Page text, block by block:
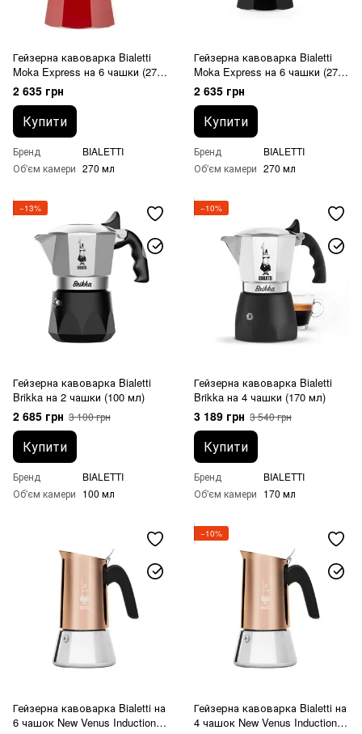
Гейзерна кавоварка Bialetti
Moka Express на 6 чашки (270
мл) Червона
2 635 грн
Купити
Бренд
BIALETTI
Об'єм камери 270 мл
Гейзерна кавоварка Bialetti
Moka Express на 6 чашки (270
мл) Чорна
2 635 грн
Купити
Бренд
BIALETTI
Об'єм камери 270 мл
−13%
Гейзерна кавоварка Bialetti
Brikka на 2 чашки (100 мл)
2 685 грн 3 100 грн
Купити
Бренд
BIALETTI
Об'єм камери 100 мл
−10%
Гейзерна кавоварка Bialetti
Brikka на 4 чашки (170 мл)
3 189 грн 3 540 грн
Купити
Бренд
BIALETTI
Об'єм камери 170 мл
Гейзерна кавоварка Bialetti на
6 чашок New Venus Induction
−10%
Гейзерна кавоварка Bialetti на
4 чашок New Venus Induction